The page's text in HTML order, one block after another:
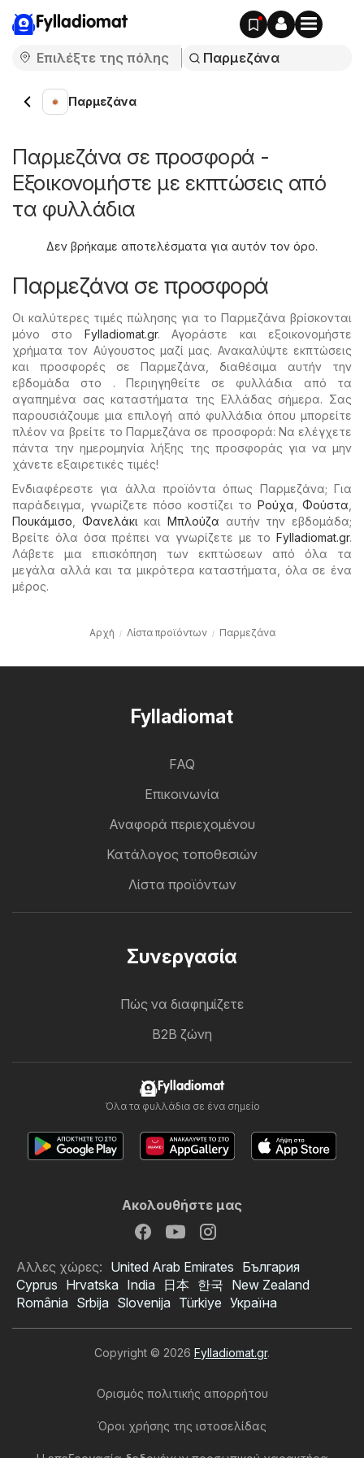
Fylladiomat
Παρμεζάνα
Παρμεζάνα σε προσφορά -
Εξοικονομήστε με εκπτώσεις από
τα φυλλάδια
Δεν βρήκαμε αποτελέσματα για αυτόν τον όρο.
Παρμεζάνα σε προσφορά
Οι καλύτερες τιμές πώλησης για το Παρμεζάνα βρίσκονται
μόνο στο Fylladiomat.gr. Αγοράστε και εξοικονομήστε
χρήματα τον Αύγουστος μαζί μας. Ανακαλύψτε εκπτώσεις
και προσφορές σε Παρμεζάνα, διαθέσιμα αυτήν την
εβδομάδα στο . Περιηγηθείτε σε φυλλάδια από τα
αγαπημένα σας καταστήματα της Ελλάδας σήμερα. Σας
παρουσιάζουμε μια επιλογή από φυλλάδια όπου μπορείτε
πλέον να βρείτε το Παρμεζάνα σε προσφορά: Να ελέγχετε
πάντα την ημερομηνία λήξης της προσφοράς για να μην
χάνετε εξαιρετικές τιμές!
Ενδιαφέρεστε για άλλα προϊόντα όπως Παρμεζάνα; Για
παράδειγμα, γνωρίζετε πόσο κοστίζει το Ρούχα Φούστα
Πουκάμισο
Φανελάκι καιΜπλούζα αυτήν την εβδομάδα;
Βρείτε όλα όσα πρέπει να γνωρίζετε με το Fylladiomat.gr.
Λάβετε μια επισκόπηση των εκπτώσεων από όλα τα
μεγάλα αλλά και τα μικρότερα καταστήματα, όλα σε ένα
μέρος.
Αρχή Λίστα προϊόντων Παρμεζάνα
Fylladiomat
FAQ
Επικοινωνία
Αναφορά περιεχομένου
Κατάλογος τοποθεσιών
Λίστα προϊόντων
Συνεργασία
Πώς να διαφημίζετε
B2B ζώνη
Fylladiomat
Όλα τα φυλλάδια σε ένα σημείο
Ακολουθήστε μας
Αλλες χώρες: United Arab Emirates България
Cyprus Hrvatska India 日本 한국 New Zealand
România Srbija Slovenija Türkiye Україна
Copyright © 2026 Fylladiomat.gr.
Ορισμός πολιτικής απορρήτου
Όροι χρήσης της ιστοσελίδας